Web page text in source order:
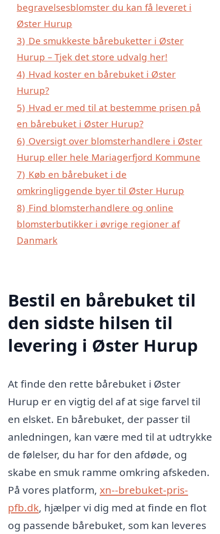
begravelsesblomster du kan få leveret i
Øster Hurup
3) De smukkeste bårebuketter i Øster
Hurup – Tjek det store udvalg her!
4) Hvad koster en bårebuket i Øster
Hurup?
5) Hvad er med til at bestemme prisen på
en bårebuket i Øster Hurup?
6) Oversigt over blomsterhandlere i Øster
Hurup eller hele Mariagerfjord Kommune
7) Køb en bårebuket i de
omkringliggende byer til Øster Hurup
8) Find blomsterhandlere og online
blomsterbutikker i øvrige regioner af
Danmark
Bestil en bårebuket til
den sidste hilsen til
levering i Øster Hurup
At finde den rette bårebuket i Øster
Hurup er en vigtig del af at sige farvel til
en elsket. En bårebuket, der passer til
anledningen, kan være med til at udtrykke
de følelser, du har for den afdøde, og
skabe en smuk ramme omkring afskeden.
På vores platform, xn--brebuket-pris-
pfb.dk, hjælper vi dig med at finde en flot
og passende bårebuket, som kan leveres